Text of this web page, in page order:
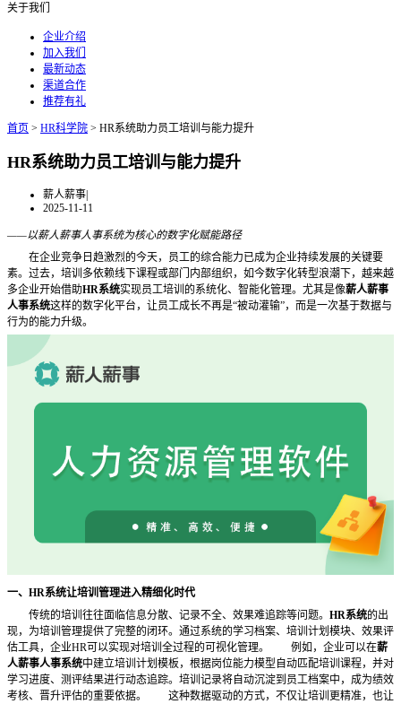
关于我们
企业介绍
加入我们
最新动态
渠道合作
推荐有礼
首页 > HR科学院 > HR系统助力员工培训与能力提升
HR系统助力员工培训与能力提升
薪人薪事|
2025-11-11
——以薪人薪事人事系统为核心的数字化赋能路径
在企业竞争日趋激烈的今天，员工的综合能力已成为企业持续发展的关键要
素。过去，培训多依赖线下课程或部门内部组织，如今数字化转型浪潮下，越来越
多企业开始借助HR系统实现员工培训的系统化、智能化管理。尤其是像薪人薪事
人事系统这样的数字化平台，让员工成长不再是“被动灌输”，而是一次基于数据与
行为的能力升级。
一、 HR系统让培训管理进入精细化时代
传统的培训往往面临信息分散、记录不全、效果难追踪等问题。 HR系统的出
现，为培训管理提供了完整的闭环。通过系统的学习档案、培训计划模块、效果评
估工具，企业HR可以实现对培训全过程的可视化管理。 例如，企业可以在薪
人薪事人事系统中建立培训计划模板，根据岗位能力模型自动匹配培训课程，并对
学习进度、测评结果进行动态追踪。培训记录将自动沉淀到员工档案中，成为绩效
考核、晋升评估的重要依据。
这种数据驱动的方式，不仅让培训更精准，也让